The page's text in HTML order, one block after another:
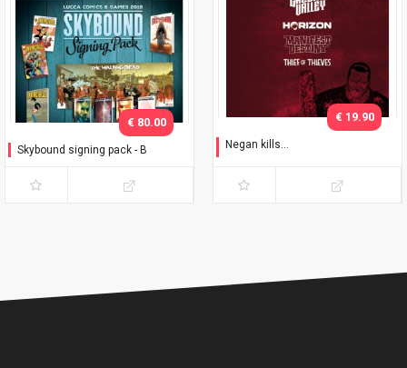
Skybound signing pack - B
€ 80.00
Negan kills...
€ 19.90